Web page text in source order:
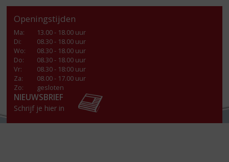
Openingstijden
Ma:
13.00 - 18.00 uur
Di:
08.30 - 18.00 uur
Wo:
08.30 - 18.00 uur
Do:
08.30 - 18.00 uur
Vr:
08.30 - 18:00 uur
Za:
08.00 - 17.00 uur
Zo:
gesloten
NIEUWSBRIEF
Schrijf je hier in